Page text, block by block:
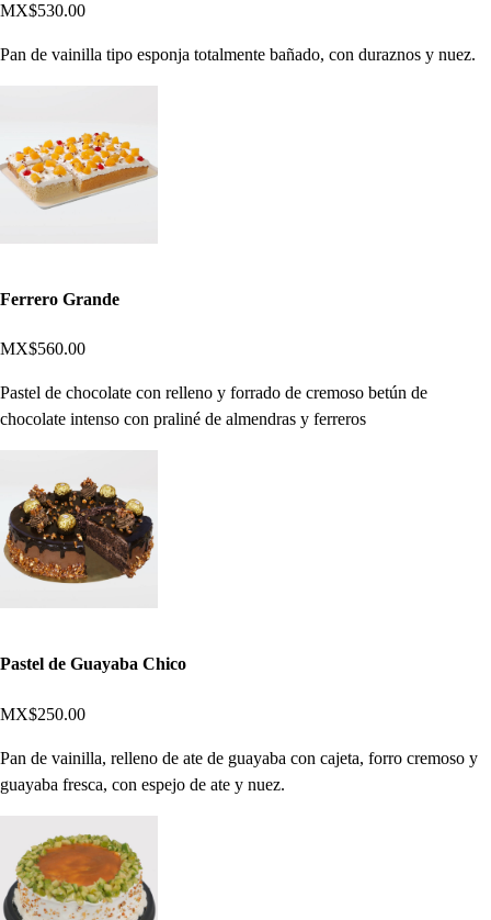
MX$530.00
Pan de vainilla tipo esponja totalmente bañado, con duraznos y nuez.
Ferrero Grande
MX$560.00
Pastel de chocolate con relleno y forrado de cremoso betún de
chocolate intenso con praliné de almendras y ferreros
Pastel de Guayaba Chico
MX$250.00
Pan de vainilla, relleno de ate de guayaba con cajeta, forro cremoso y
guayaba fresca, con espejo de ate y nuez.